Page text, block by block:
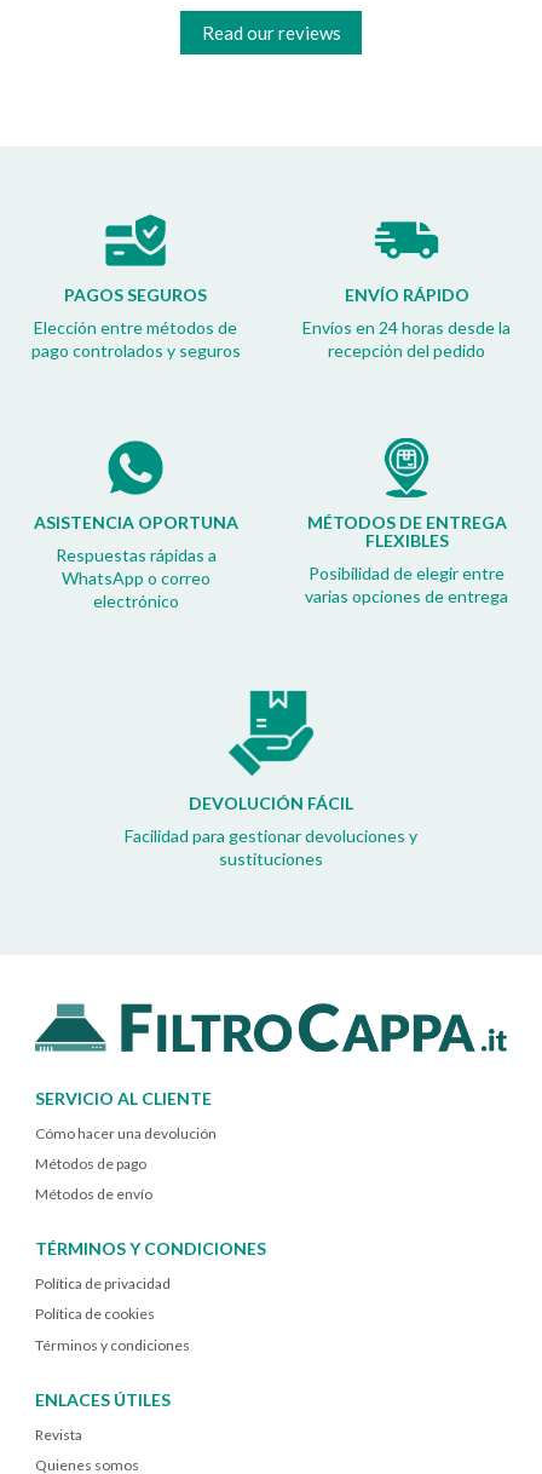
Read our reviews
PAGOS SEGUROS
Elección entre métodos de
pago controlados y seguros
ENVÍO RÁPIDO
Envíos en 24 horas desde la
recepción del pedido
ASISTENCIA OPORTUNA
Respuestas rápidas a
WhatsApp o correo
electrónico
MÉTODOS DE ENTREGA
FLEXIBLES
Posibilidad de elegir entre
varias opciones de entrega
DEVOLUCIÓN FÁCIL
Facilidad para gestionar devoluciones y
sustituciones
SERVICIO AL CLIENTE
Cómo hacer una devolución
Métodos de pago
Métodos de envío
TÉRMINOS Y CONDICIONES
Política de privacidad
Política de cookies
Términos y condiciones
ENLACES ÚTILES
Revista
Quienes somos